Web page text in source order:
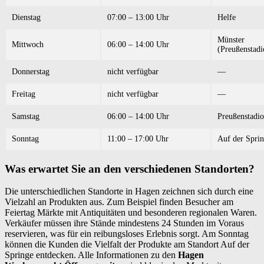
Dienstag 07:00 – 13:00 Uhr Helfe
Mittwoch 06:00 – 14:00 Uhr
Münster
Donnerstag nicht verfügbar —
Freitag nicht verfügbar —
Samstag 06:00 – 14:00 Uhr
Sonntag 11:00 – 17:00 Uhr Auf der
Was erwartet Sie an den verschiedenen Standorten?
Die unterschiedlichen Standorte in Hagen zeichnen sich durch eine
Vielzahl an Produkten aus. Zum Beispiel finden Besucher am
Feiertag Märkte mit Antiquitäten und besonderen regionalen Waren.
Verkäufer müssen ihre Stände mindestens 24 Stunden im Voraus
reservieren, was für ein reibungsloses Erlebnis sorgt. Am Sonntag
können die Kunden die Vielfalt der Produkte am Standort Auf der
Springe entdecken. Alle Informationen zu den Hagen